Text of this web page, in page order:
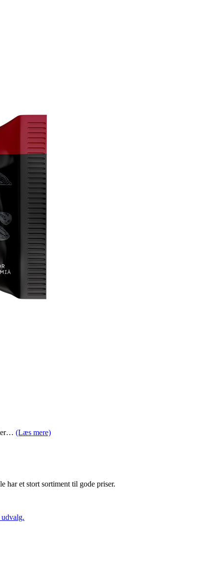
(Læs mere)
har et stort sortiment til gode priser.